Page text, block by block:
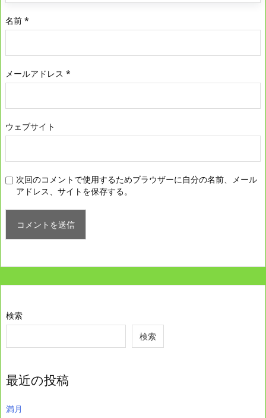
名前 *
メールアドレス *
ウェブサイト
次回のコメントで使用するためブラウザーに自分の名前、メール
アドレス、サイトを保存する。
検索
検索
最近の投稿
満月